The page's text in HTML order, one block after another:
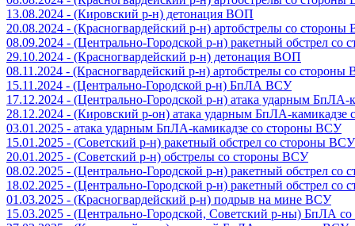
13.08.2024 - (Кировский р-н) детонация ВОП
20.08.2024 - (Красногвардейский р-н) артобстрелы со
08.09.2024 - (Центрально-Городской р-н) ракетный обстрел со
29.10.2024 - (Красногвардейский р-н) детонация ВОП
08.11.2024 - (Красногвардейский р-н) артобстрелы со стороны
15.11.2024 - (Центрально-Городской р-н) БпЛА ВСУ
17.12.2024 - (Центрально-Городской р-н) атака ударным
28.12.2024 - (Кировский р-он) атака ударным БпЛА-
03.01.2025 - атака ударным БпЛА-камикадзе со стороны ВСУ
15.01.2025 - (Советский р-н) ракетный обстрел со стороны ВСУ
20.01.2025 - (Советский р-н) обстрелы со стороны ВСУ
08.02.2025 - (Центрально-Городской р-н) ракетный обстрел со
18.02.2025 - (Центрально-Городской р-н) ракетный обстрел со
01.03.2025 - (Красногвардейский р-н) подрыв на мине ВСУ
15.03.2025 - (Центрально-Городской, Советский р-ны) БпЛА